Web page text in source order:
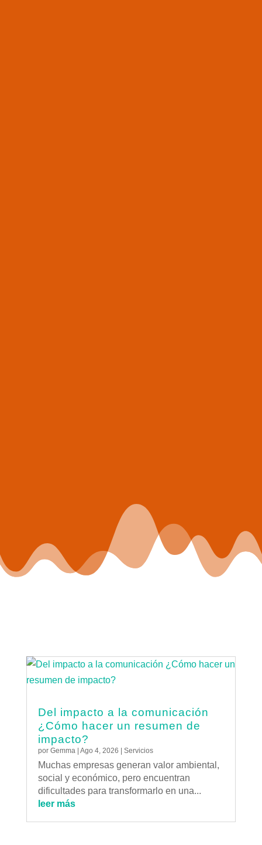
Del impacto a la comunicación
¿Cómo hacer un resumen de
impacto?
por Gemma| Ago 4, 2026 Servicios
Muchas empresas generan valor ambiental,
social y económico, pero encuentran
dificultades para transformarlo en una...
leer más